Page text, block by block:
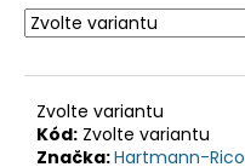
Zvolte variantu
Kód: Zvolte variantu
Značka:Hartmann-Rico
D
p
o